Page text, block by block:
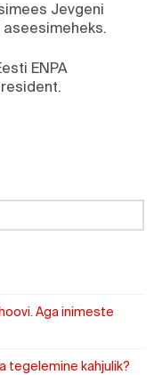
Jevgeni
ENPA
Aga inimeste
tegelemine kahjulik?